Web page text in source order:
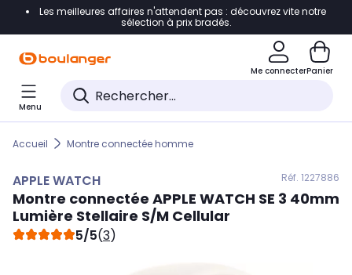
Accéder directement à la navigation
Accéder directement au pied de page
Accéder directement au chatbot
Les meilleures affaires n'attendent pas : découvrez vite notre
sélection à prix bradés.
Me connecterPanier
Menu
Accueil Montre connectée homme
APPLE WATCH Réf. 1227886
Montre connectée APPLE WATCH SE 3 40mm
Lumière Stellaire S/M Cellular
5/5(3)